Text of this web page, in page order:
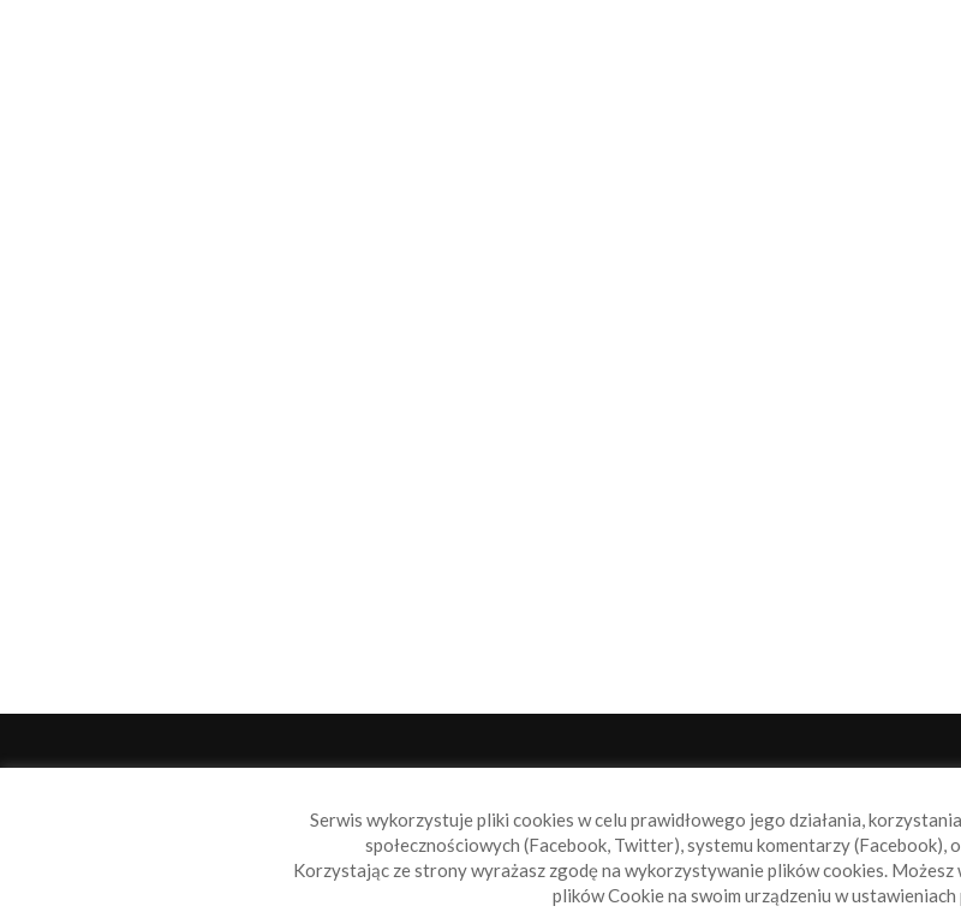
Sailbook.pl to miejsce dla wszystkich, którzy szukają
wiadomości ze świata żeglarstwa, świata
nie tylko.
Serwis wykorzystuje pliki cookies w celu prawidłowego jego działania,
społecznościowych (Facebook, Twitter), systemu komentarzy (Facebook),
Korzystając ze strony wyrażasz zgodę na wykorzystywanie plików cookies. Możesz
plików Cookie na swoim urządzeniu w